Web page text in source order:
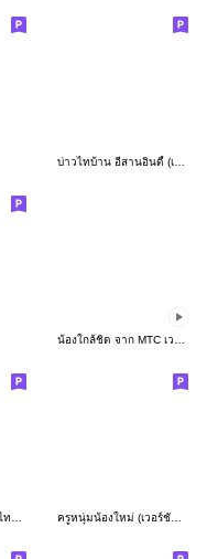
บ่าวไทบ้าน อีสานอินดี้ (เวอร์ชั่นตำรวจ)
น้องใกล้ชิด จาก เมืองไทย แคปปิตอล ครูหนุ่มน้องใหม่ (เวอร์ชั่น อีสาน)